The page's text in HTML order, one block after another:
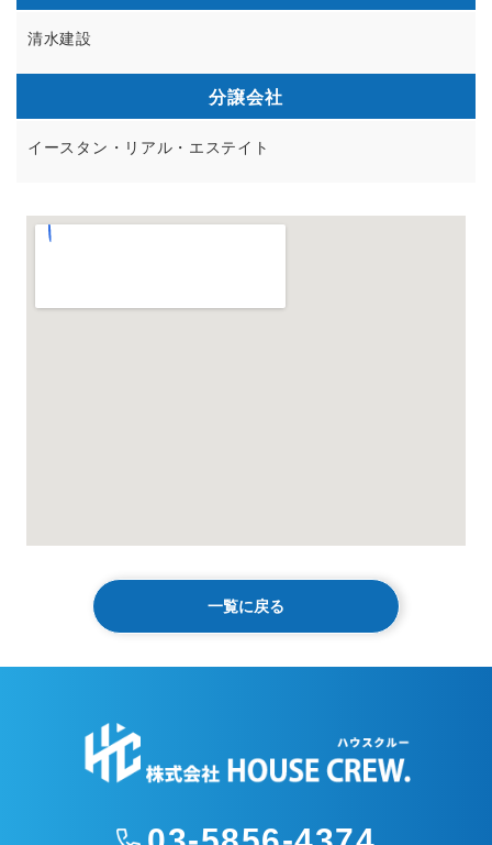
清水建設
分譲会社
イースタン・リアル・エステイト
一覧に戻る